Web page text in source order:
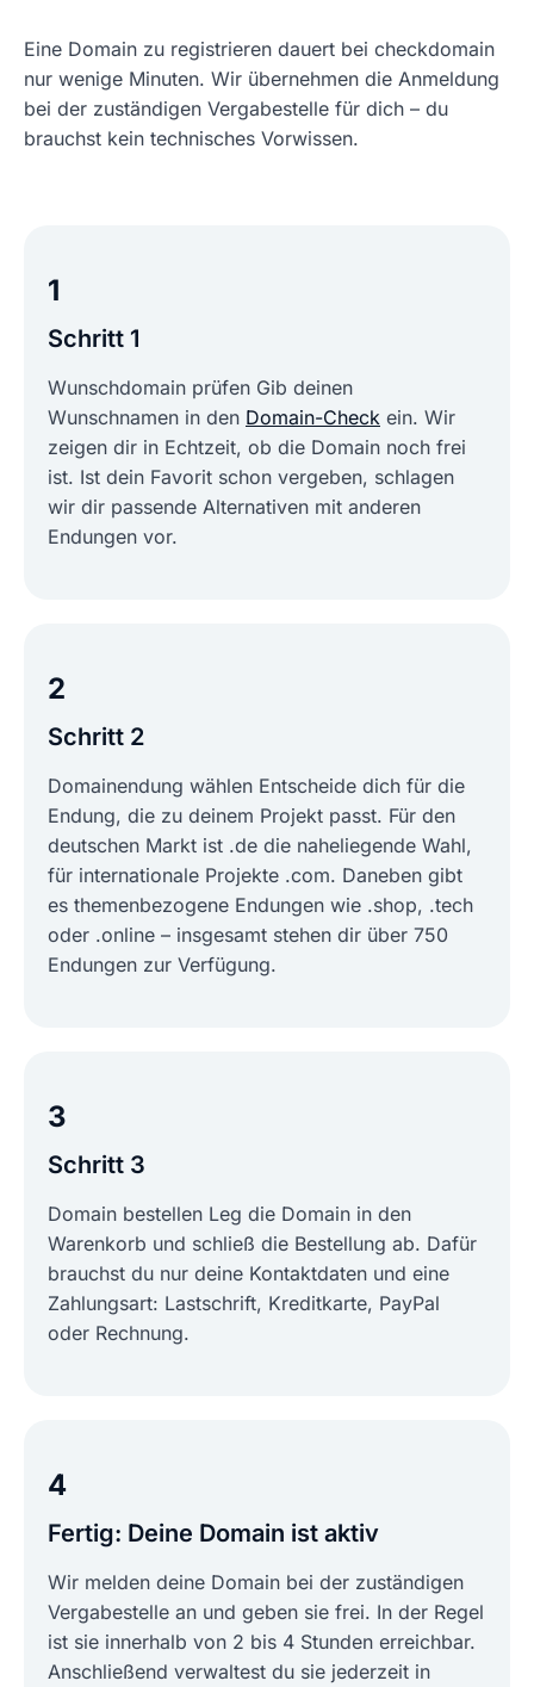
Eine Domain zu registrieren dauert bei checkdomain
nur wenige Minuten. Wir übernehmen die Anmeldung
bei der zuständigen Vergabestelle für dich – du
brauchst kein technisches Vorwissen.
1
Schritt 1
Wunschdomain prüfen Gib deinen
Wunschnamen in den Domain-Check ein. Wir
zeigen dir in Echtzeit, ob die Domain noch frei
ist. Ist dein Favorit schon vergeben, schlagen
wir dir passende Alternativen mit anderen
Endungen vor.
2
Schritt 2
Domainendung wählen Entscheide dich für die
Endung, die zu deinem Projekt passt. Für den
deutschen Markt ist .de die naheliegende Wahl,
für internationale Projekte .com. Daneben gibt
es themenbezogene Endungen wie .shop, .tech
oder .online – insgesamt stehen dir über 750
Endungen zur Verfügung.
3
Schritt 3
Domain bestellen Leg die Domain in den
Warenkorb und schließ die Bestellung ab. Dafür
brauchst du nur deine Kontaktdaten und eine
Zahlungsart: Lastschrift, Kreditkarte, PayPal
oder Rechnung.
4
Fertig: Deine Domain ist aktiv
Wir melden deine Domain bei der zuständigen
Vergabestelle an und geben sie frei. In der Regel
ist sie innerhalb von 2 bis 4 Stunden erreichbar.
Anschließend verwaltest du sie jederzeit in